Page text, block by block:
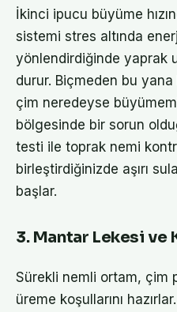
İkinci ipucu büyüme
sistemi stres altında
yönlendirdiğinde yaprak
durur. Biçmeden bu
çim neredeyse
bölgesinde bir sorun
testi ile toprak nemi
birleştirdiğinizde aşırı
başlar.
3. Mantar Lekesi ve
Sürekli nemli ortam, çim
üreme koşullarını